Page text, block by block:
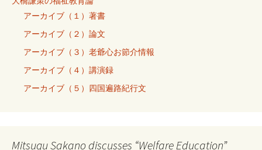
アーカイブ（１）著書
アーカイブ（２）論文
アーカイブ（３）老爺心お節介情報
アーカイブ（４）講演録
アーカイブ（５）四国遍路紀行文
Mitsugu Sakano discusses “Welfare Education”